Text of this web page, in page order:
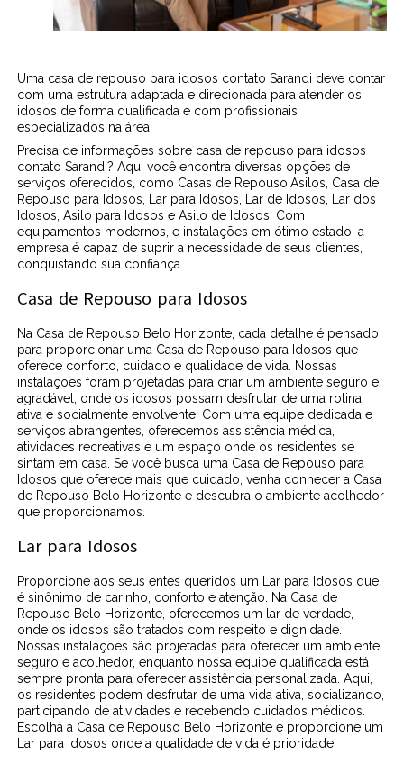
Uma casa de repouso para idosos contato Sarandi deve contar
com uma estrutura adaptada e direcionada para atender os
idosos de forma qualificada e com profissionais
especializados na área.
Precisa de informações sobre casa de repouso para idosos
contato Sarandi? Aqui você encontra diversas opções de
serviços oferecidos, como Casas de Repouso,Asilos, Casa de
Repouso para Idosos, Lar para Idosos, Lar de Idosos, Lar dos
Idosos, Asilo para Idosos e Asilo de Idosos. Com
equipamentos modernos, e instalações em ótimo estado, a
empresa é capaz de suprir a necessidade de seus clientes,
conquistando sua confiança.
Casa de Repouso para Idosos
Na Casa de Repouso Belo Horizonte, cada detalhe é pensado
para proporcionar uma Casa de Repouso para Idosos que
oferece conforto, cuidado e qualidade de vida. Nossas
instalações foram projetadas para criar um ambiente seguro e
agradável, onde os idosos possam desfrutar de uma rotina
ativa e socialmente envolvente. Com uma equipe dedicada e
serviços abrangentes, oferecemos assistência médica,
atividades recreativas e um espaço onde os residentes se
sintam em casa. Se você busca uma Casa de Repouso para
Idosos que oferece mais que cuidado, venha conhecer a Casa
de Repouso Belo Horizonte e descubra o ambiente acolhedor
que proporcionamos.
Lar para Idosos
Proporcione aos seus entes queridos um Lar para Idosos que
é sinônimo de carinho, conforto e atenção. Na Casa de
Repouso Belo Horizonte, oferecemos um lar de verdade,
onde os idosos são tratados com respeito e dignidade.
Nossas instalações são projetadas para oferecer um ambiente
seguro e acolhedor, enquanto nossa equipe qualificada está
sempre pronta para oferecer assistência personalizada. Aqui,
os residentes podem desfrutar de uma vida ativa, socializando,
participando de atividades e recebendo cuidados médicos.
Escolha a Casa de Repouso Belo Horizonte e proporcione um
Lar para Idosos onde a qualidade de vida é prioridade.